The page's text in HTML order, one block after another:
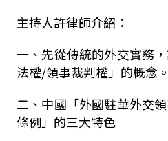
主持人許律師介紹：
一、先從傳統的外交實務
法權/領事裁判權」的概念。
二、中國「外國駐華外交
條例」的三大特色